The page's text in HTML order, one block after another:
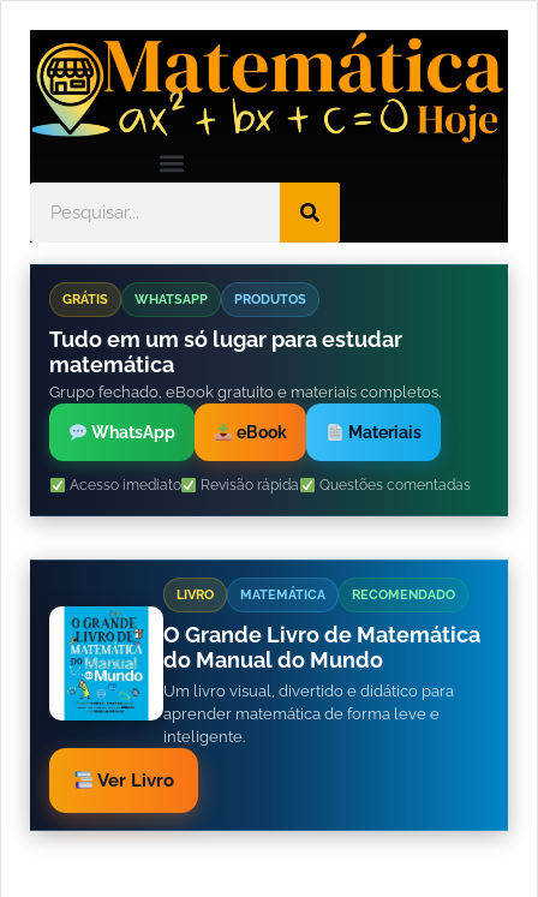
GRÁTIS WHATSAPP PRODUTOS
Tudo em um só lugar para estudar
matemática
Grupo fechado, eBook gratuito e materiais completos.
WhatsApp eBook Materiais
Acesso imediato Revisão rápida Questões comentadas
LIVRO MATEMÁTICA RECOMENDADO
O Grande Livro de Matemática
do Manual do Mundo
Um livro visual, divertido e didático para
aprender matemática de forma leve e
inteligente.
Ver Livro